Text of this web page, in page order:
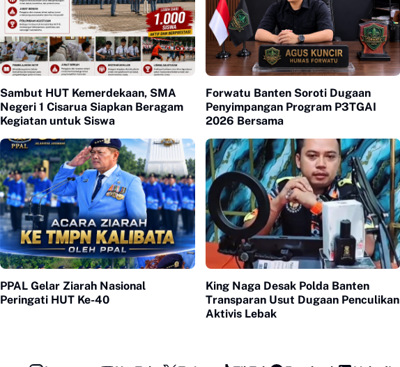
Sambut HUT Kemerdekaan, SMA
Negeri 1 Cisarua Siapkan Beragam
Kegiatan untuk Siswa
Forwatu Banten Soroti Dugaan
Penyimpangan Program P3TGAI
2026 Bersama
PPAL Gelar Ziarah Nasional
Peringati HUT Ke-40
King Naga Desak Polda Banten
Transparan Usut Dugaan Penculikan
Aktivis Lebak